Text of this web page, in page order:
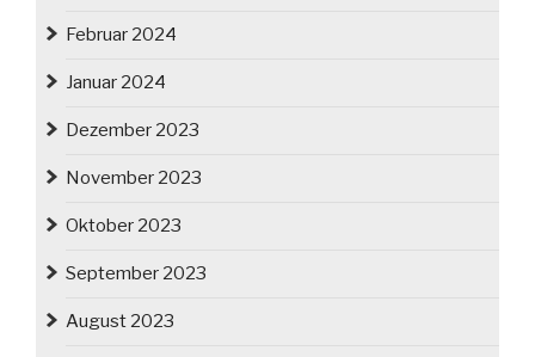
Februar 2024
Januar 2024
Dezember 2023
November 2023
Oktober 2023
September 2023
August 2023